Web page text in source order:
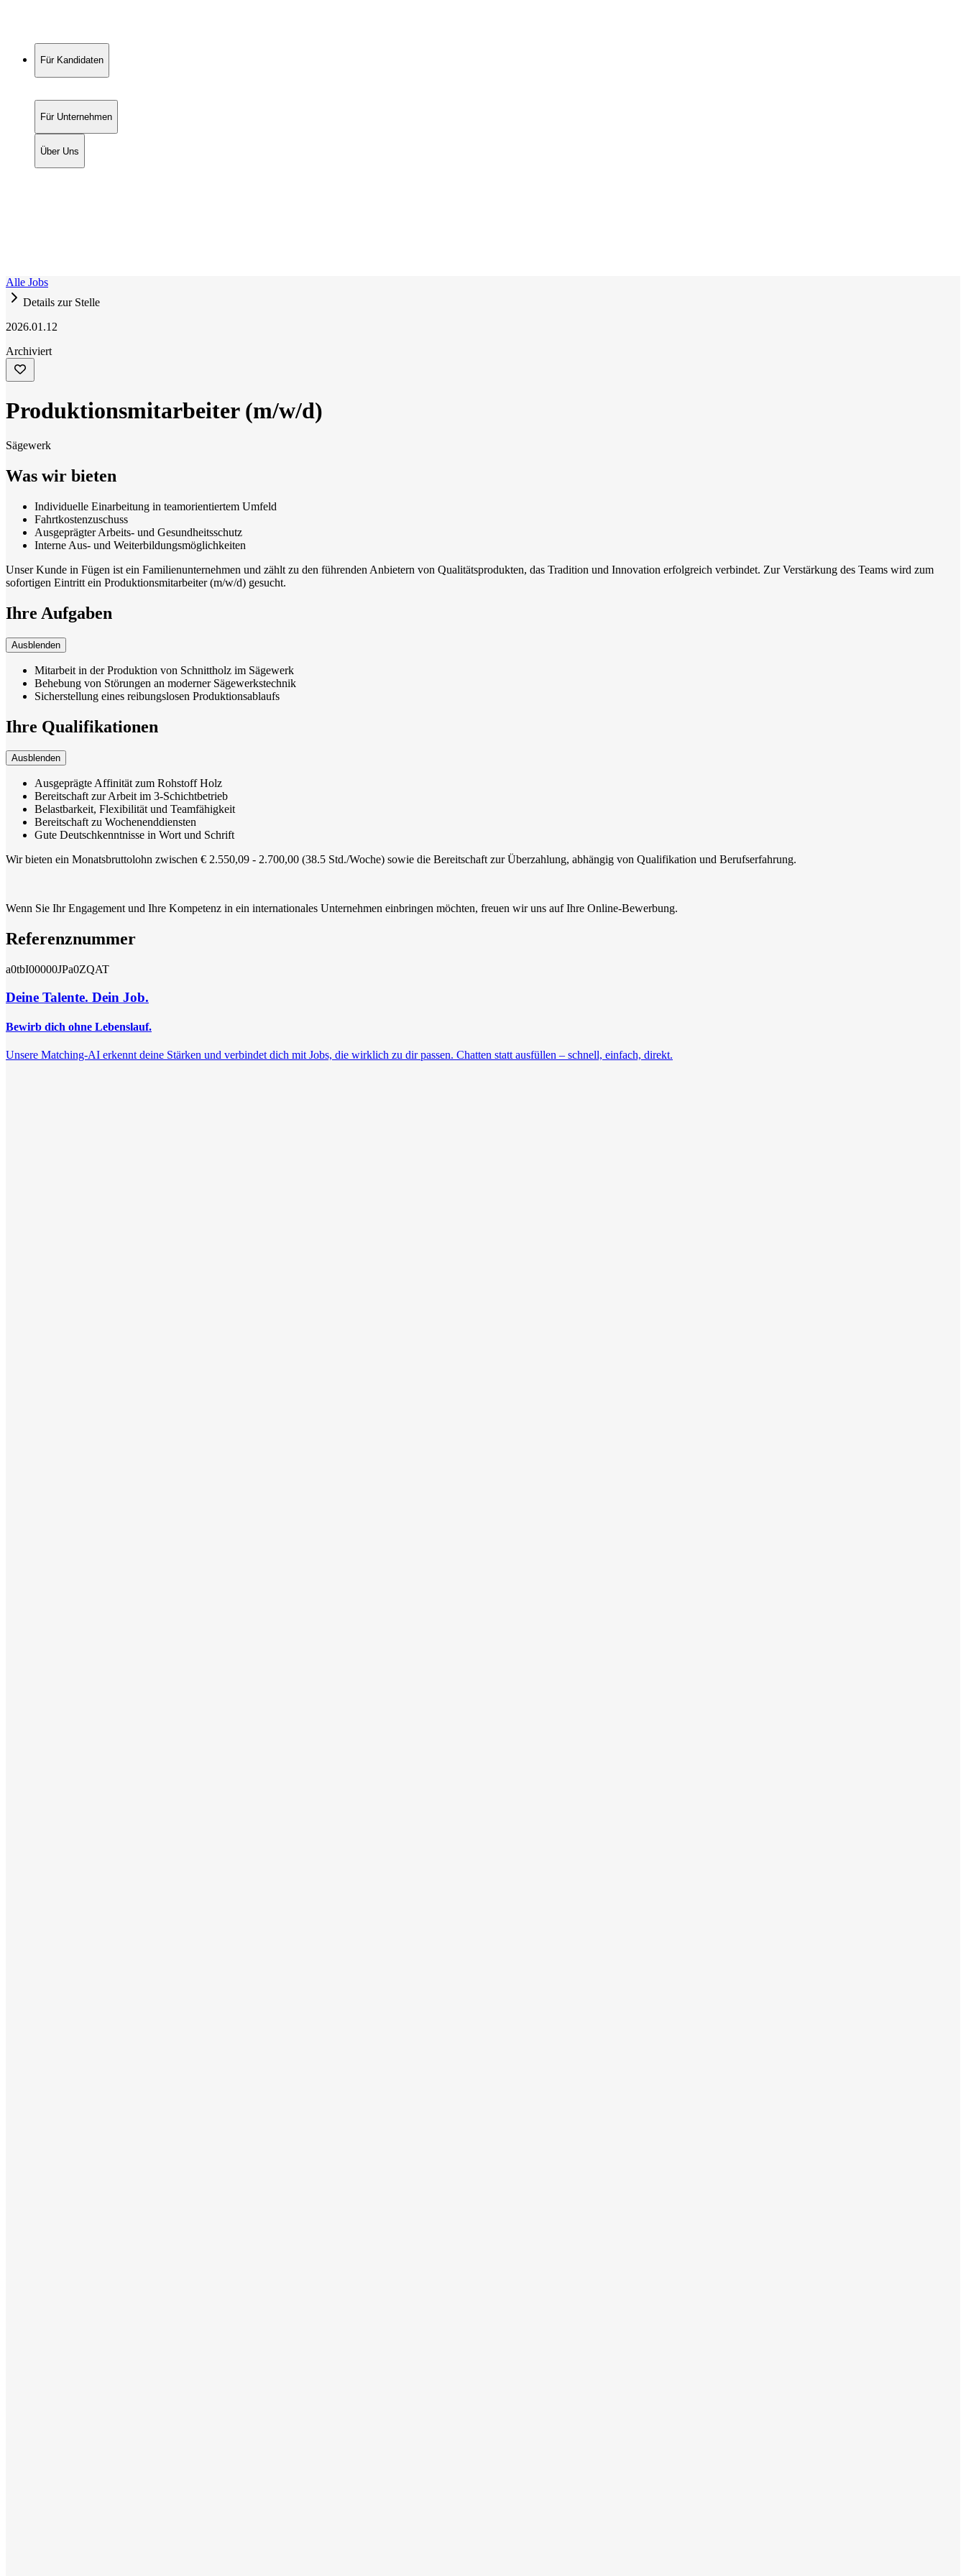
Für Kandidaten
Für Unternehmen
Über Uns
Alle Jobs
Details zur Stelle
2026.01.12
Archiviert
Produktionsmitarbeiter (m/w/d)
Sägewerk
Was wir bieten
Individuelle Einarbeitung in teamorientiertem Umfeld
Fahrtkostenzuschuss
Ausgeprägter Arbeits- und Gesundheitsschutz
Interne Aus- und Weiterbildungsmöglichkeiten
Unser Kunde in Fügen ist ein Familienunternehmen und zählt zu den führenden Anbietern von Qualitätsprodukten, das Tradition und Innovation erfolgreich verbindet. Zur Verstärkung des Teams wird zum
sofortigen Eintritt ein Produktionsmitarbeiter (m/w/d) gesucht.
Ihre Aufgaben
Ausblenden
Mitarbeit in der Produktion von Schnittholz im Sägewerk
Behebung von Störungen an moderner Sägewerkstechnik
Sicherstellung eines reibungslosen Produktionsablaufs
Ihre Qualifikationen
Ausblenden
Ausgeprägte Affinität zum Rohstoff Holz
Bereitschaft zur Arbeit im 3-Schichtbetrieb
Belastbarkeit, Flexibilität und Teamfähigkeit
Bereitschaft zu Wochenenddiensten
Gute Deutschkenntnisse in Wort und Schrift
Wir bieten ein Monatsbruttolohn zwischen € 2.550,09 - 2.700,00 (38.5 Std./Woche) sowie die Bereitschaft zur Überzahlung, abhängig von Qualifikation und Berufserfahrung.
Wenn Sie Ihr Engagement und Ihre Kompetenz in ein internationales Unternehmen einbringen möchten, freuen wir uns auf Ihre Online-Bewerbung.
Referenznummer
a0tbI00000JPa0ZQAT
Deine Talente. Dein Job.
Bewirb dich ohne Lebenslauf.
Unsere Matching-AI erkennt deine Stärken und verbindet dich mit Jobs, die wirklich zu dir passen. Chatten statt ausfüllen – schnell, einfach, direkt.